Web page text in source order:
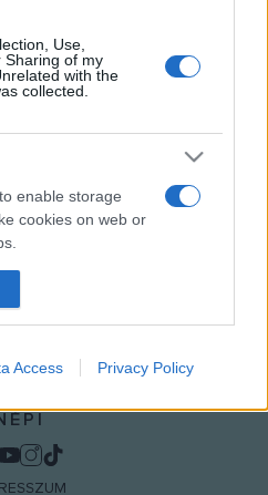
Use,
Sharing of my
with the
collected.
enable storage
cookies on web or
to be sent to
purposes.
send me
enable storage
on web or
Access Privacy Policy